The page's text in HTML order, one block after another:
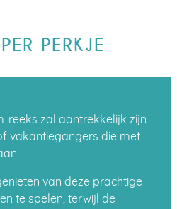
PERKJE
reeks zal aantrekkelijk zijn
vakantiegangers die met
van deze prachtige
te spelen, terwijl de